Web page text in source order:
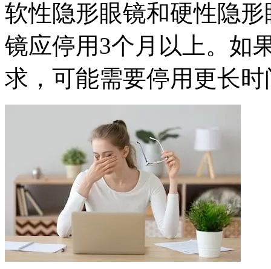
软性隐形眼镜和硬性隐
镜应停用3个月以上。如
求，可能需要停用更长时